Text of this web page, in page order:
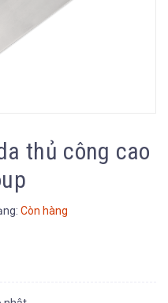
thủ công cao
Còn hàng